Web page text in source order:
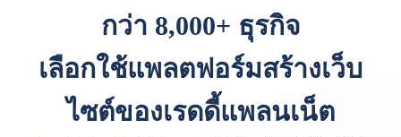
กว่า 8,000+ ธุรกิจ
เลือกใช้แพลตฟอร์มสร้างเว็บ
ไซต์ของเรดดี้แพลนเน็ต